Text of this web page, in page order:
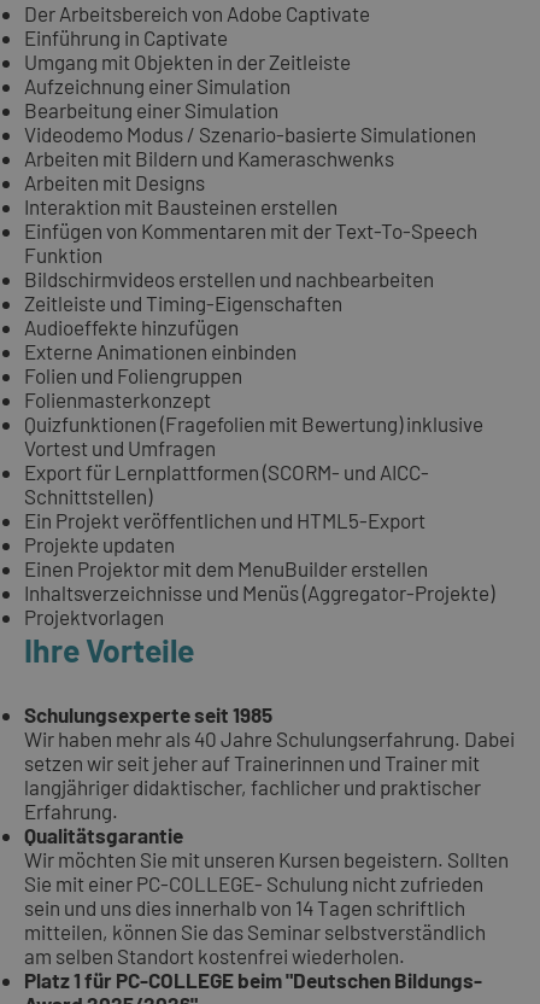
Der Arbeitsbereich von Adobe Captivate
Einführung in Captivate
Umgang mit Objekten in der Zeitleiste
Aufzeichnung einer Simulation
Bearbeitung einer Simulation
Videodemo Modus / Szenario-basierte Simulationen
Arbeiten mit Bildern und Kameraschwenks
Arbeiten mit Designs
Interaktion mit Bausteinen erstellen
Einfügen von Kommentaren mit der Text-To-Speech
Funktion
Bildschirmvideos erstellen und nachbearbeiten
Zeitleiste und Timing-Eigenschaften
Audioeffekte hinzufügen
Externe Animationen einbinden
Folien und Foliengruppen
Folienmasterkonzept
Quizfunktionen (Fragefolien mit Bewertung) inklusive
Vortest und Umfragen
Export für Lernplattformen (SCORM- und AICC-
Schnittstellen)
Ein Projekt veröffentlichen und HTML5-Export
Projekte updaten
Einen Projektor mit dem MenuBuilder erstellen
Inhaltsverzeichnisse und Menüs (Aggregator-Projekte)
Projektvorlagen
Ihre Vorteile
Schulungsexperte seit 1985
Wir haben mehr als 40 Jahre Schulungserfahrung. Dabei
setzen wir seit jeher auf Trainerinnen und Trainer mit
langjähriger didaktischer, fachlicher und praktischer
Erfahrung.
Qualitätsgarantie
Wir möchten Sie mit unseren Kursen begeistern. Sollten
Sie mit einer PC-COLLEGE- Schulung nicht zufrieden
sein und uns dies innerhalb von 14 Tagen schriftlich
mitteilen, können Sie das Seminar selbstverständlich
am selben Standort kostenfrei wiederholen.
Platz 1 für PC-COLLEGE beim "Deutschen Bildungs-